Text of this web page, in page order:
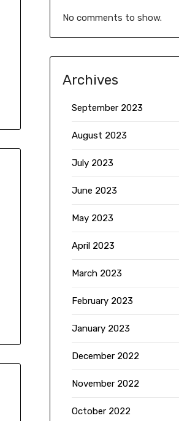
No comments to show.
Archives
September 2023
August 2023
July 2023
June 2023
May 2023
April 2023
March 2023
February 2023
January 2023
December 2022
November 2022
October 2022